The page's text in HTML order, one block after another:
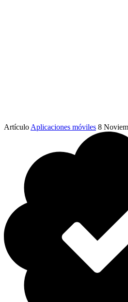
Artículo Aplicaciones móviles 8